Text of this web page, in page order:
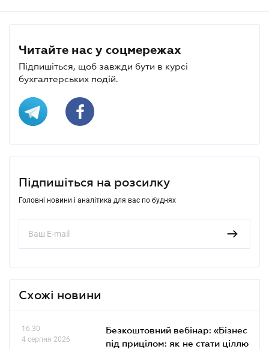
Читайте нас у соцмережах
Підпишіться, щоб завжди бути в курсі
бухгалтерських подій.
Підпишіться на розсилку
Головні новини і аналітика для вас по буднях
Схожі новини
16.30
4 серпня 2026
Безкоштовний вебінар: «Бізнес
під прицілом: як не стати ціллю